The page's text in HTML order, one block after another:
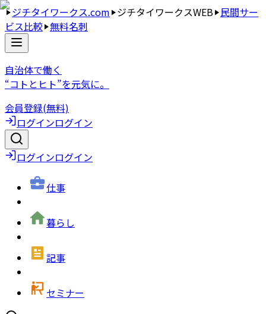
ジチタイワークス.com ジチタイワークスWEB 民間サー
ビス比較 無料名刺
自治体で働く
“コトとヒト”を元気に。
会員登録(無料)
ログインログイン
ログインログイン
仕事
暮らし
記事
セミナー